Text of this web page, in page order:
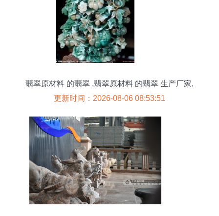
翡翠原材料 的翡翠 ,翡翠原材料 的翡翠 生产厂家,
翡翠原材料 的翡翠 价格 百贸网
更新时间：2026-08-06 08:53:51